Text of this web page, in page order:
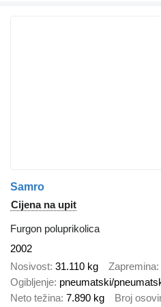
Samro
Cijena na upit
Furgon poluprikolica
2002
Nosivost 31.110 kg Zapremina
Ogibljenje pneumatski/
Neto težina 7.890 kg Broj